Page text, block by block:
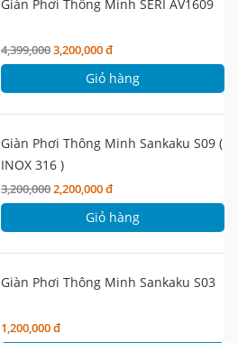
Giàn Phơi Thông Minh SERI AV1609
4,399,0003,200,000 đ
Giỏ hàng
Giàn Phơi Thông Minh Sankaku S09 (
INOX 316 )
3,200,0002,200,000 đ
Giỏ hàng
Giàn Phơi Thông Minh Sankaku S03
1,200,000 đ